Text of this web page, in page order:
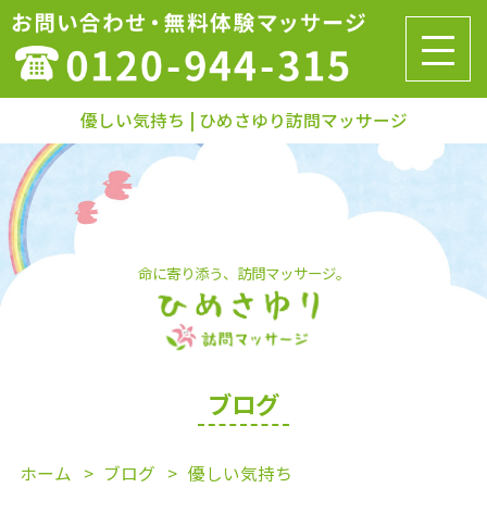
優しい気持ち | ひめさゆり訪問マッサージ
命に寄り添う、訪問マッサージ。
ブログ
ホーム ブログ 優しい気持ち